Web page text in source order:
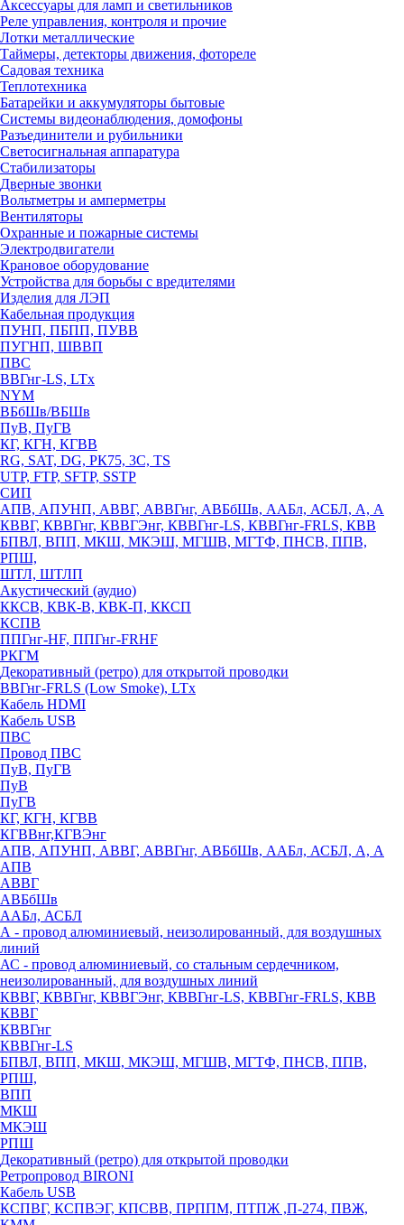
Аксессуары для ламп и светильников
Реле управления, контроля и прочие
Лотки металлические
Таймеры, детекторы движения, фотореле
Садовая техника
Теплотехника
Батарейки и аккумуляторы бытовые
Системы видеонаблюдения, домофоны
Разъединители и рубильники
Светосигнальная аппаратура
Стабилизаторы
Дверные звонки
Вольтметры и амперметры
Вентиляторы
Охранные и пожарные системы
Электродвигатели
Крановое оборудование
Устройства для борьбы с вредителями
Изделия для ЛЭП
Кабельная продукция
ПУНП, ПБПП, ПУВВ
ПУГНП, ШВВП
ПВС
ВВГнг-LS, LTx
NYM
ВБбШв/ВБШв
ПуВ, ПуГВ
КГ, КГН, КГВВ
RG, SAT, DG, РК75, 3С, TS
UTP, FTP, SFTP, SSTP
СИП
АПВ, АПУНП, АВВГ, АВВГнг, АВБбШв, ААБл, АСБЛ, А, А
КВВГ, КВВГнг, КВВГЭнг, КВВГнг-LS, КВВГнг-FRLS, КВВ
БПВЛ, ВПП, МКШ, МКЭШ, МГШВ, МГТФ, ПНСВ, ППВ,
РПШ,
ШТЛ, ШТЛП
Акустический (аудио)
ККСВ, КВК-В, КВК-П, ККСП
КСПВ
ППГнг-HF, ППГнг-FRHF
РКГМ
Декоративный (ретро) для открытой проводки
ВВГнг-FRLS (Low Smoke), LTx
Кабель HDMI
Кабель USB
ПВС
Провод ПВС
ПуВ, ПуГВ
ПуВ
ПуГВ
КГ, КГН, КГВВ
КГВВнг,КГВЭнг
АПВ, АПУНП, АВВГ, АВВГнг, АВБбШв, ААБл, АСБЛ, А, А
АПВ
АВВГ
АВБбШв
ААБл, АСБЛ
А - провод алюминиевый, неизолированный, для воздушных
линий
АС - провод алюминиевый, со стальным сердечником,
неизолированный, для воздушных линий
КВВГ, КВВГнг, КВВГЭнг, КВВГнг-LS, КВВГнг-FRLS, КВВ
КВВГ
КВВГнг
КВВГнг-LS
БПВЛ, ВПП, МКШ, МКЭШ, МГШВ, МГТФ, ПНСВ, ППВ,
РПШ,
ВПП
МКШ
МКЭШ
РПШ
Декоративный (ретро) для открытой проводки
Ретропровод BIRONI
Кабель USB
КСПВГ, КСПВЭГ, КПСВВ, ПРППМ, ПТПЖ ,П-274, ПВЖ,